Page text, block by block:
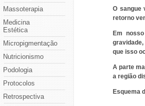
Massoterapia
Medicina
Estética
Micropigmentação
Nutricionismo
Podologia
Protocolos
Retrospectiva
O sangue
retorno
Em
que isso
A parte
a região
Esquema